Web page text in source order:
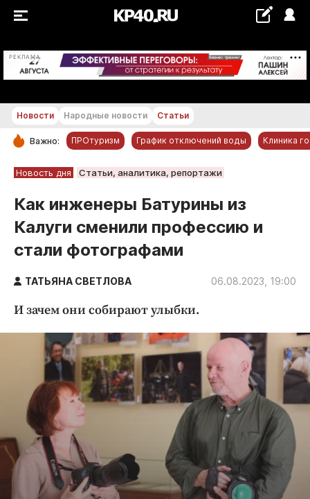
РЕКЛАМА +20...+21 °С
РУБРИКИ
Новости компаний
Статьи
Народные новости
Авто и транспорт
Культура
Недвижимость и ЖКХ
Образование
Общество
Погода
Праздники
Происшествия
Спорт
Новости Народные новости Статьи
Важно: ПРОтуризм График отключений воды Клиника
Новость дня Статьи, аналитика, репортажи
Как инженеры Батурины из
Калуги сменили профессию и
стали фотографами
ТАТЬЯНА СВЕТЛОВА 06.08.2023, 19:00
И зачем они собирают улыбки.